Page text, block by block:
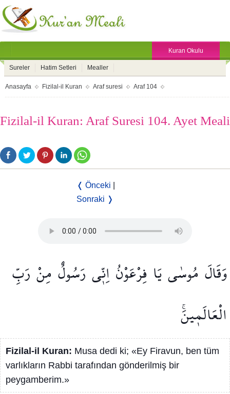
Kuran Okulu
Sureler Hatim Setleri Mealler
Anasayfa Fizilal-il Kuran Araf suresi Araf 104
Fizilal-il Kuran: Araf Suresi 104. Ayet Meali
❬ Önceki
Sonraki ❭
وَقَالَ مُوسٰىيَا فِرْعَوْنُاِنّ۪ي رَسُولٌ مِنْ رَبِّ
الْعَالَم۪ينَۚ
Fizilal-il Kuran: Musa dedi ki; «Ey Firavun, ben tüm
varlıkların Rabbi tarafından gönderilmiş bir
peygamberim.»